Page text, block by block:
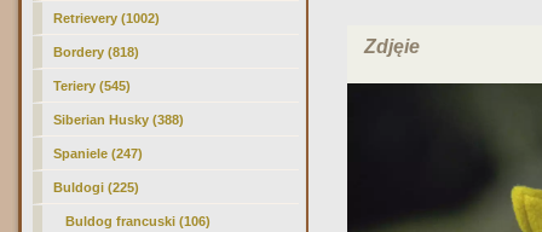
Retrievery (1002)
Bordery (818)
Teriery (545)
Siberian Husky (388)
Spaniele (247)
Buldogi (225)
Buldog francuski (106)
Zdjęie